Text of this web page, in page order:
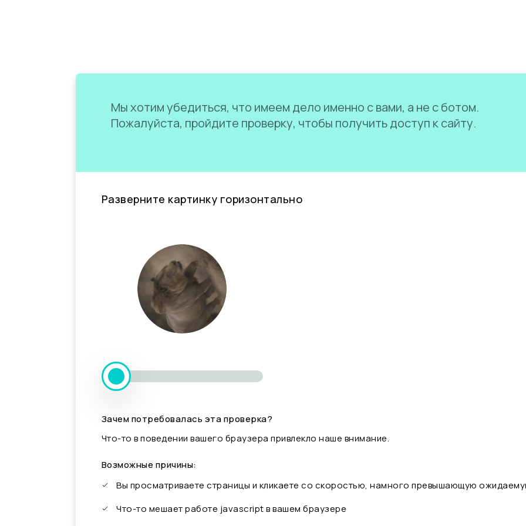
Мы хотим убедиться, что имеем дело именно с вами, а не с ботом.
Пожалуйста, пройдите проверку, чтобы получить доступ к сайту.
Разверните картинку горизонтально
Зачем потребовалась эта проверка?
Что-то в поведении вашего браузера привлекло наше внимание.
Возможные причины:
Вы просматриваете страницы и кликаете со скоростью, намного превышающую
Что-то мешает работе javascript в вашем браузере